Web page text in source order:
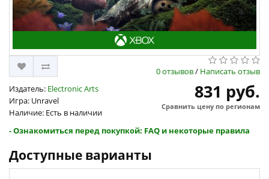
0 отзывов/ Написать отзыв
Издатель: Electronic Arts
Игра: Unravel
Наличие: Есть в наличии
831 руб.
Сравнить цену по регионам
- Ознакомиться перед покупкой: FAQ и некоторые правила
Доступные варианты